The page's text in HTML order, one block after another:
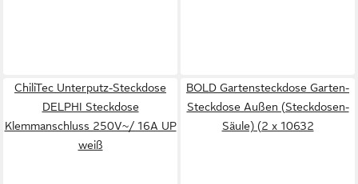
ChiliTec Unterputz-Steckdose
DELPHI Steckdose
Klemmanschluss 250V~/ 16A UP
weiß
BOLD Gartensteckdose Garten-
Steckdose Außen (Steckdosen-
Säule) (2 x 10632